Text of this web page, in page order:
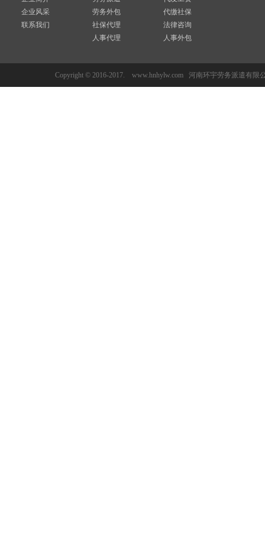
企业风采
联系我们
劳务外包
社保代理
人事代理
代缴社保
法律咨询
人事外包
Copyright © 2016-2017. www.hnhylw.com 河南环宇劳务派遣有限